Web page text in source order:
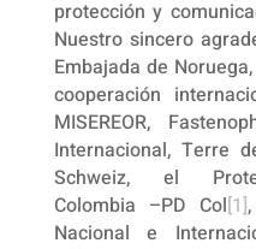
protección y
Nuestro sincero
Embajada de
cooperación
MISEREOR,
Internacional, Terre
Schweiz, el
Colombia –PD Col[1]
Nacional e